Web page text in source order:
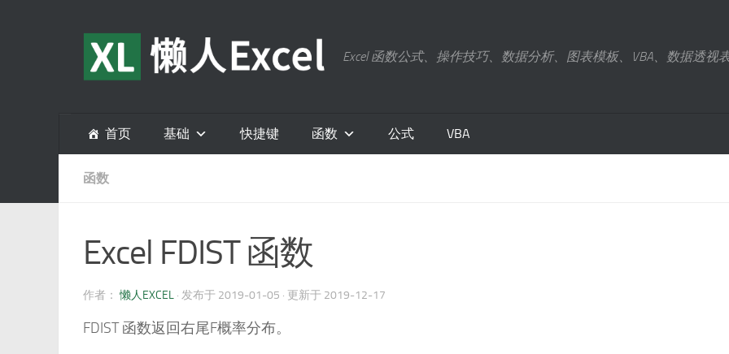
Excel 函数公式、操作技巧、数据分析、图表模板、VBA、数据透视
首页 基础 快捷键 函数 公式 VBA
函数
Excel FDIST 函数
作者：懒人EXCEL · 发布于 2019-01-05 · 更新于 2019-12-17
FDIST 函数返回右尾F概率分布。